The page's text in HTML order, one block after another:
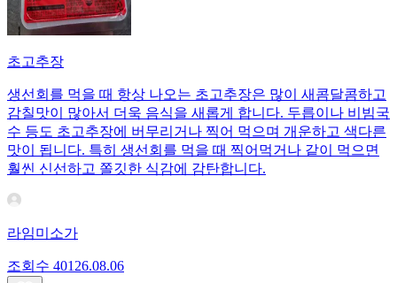
초고추장
생선회를 먹을 때 항상 나오는 초고추장은 많이 새콤달콤하고
감칠맛이 많아서 더욱 음식을 새롭게 합니다. 두릅이나 비빔국
수 등도 초고추장에 버무리거나 찍어 먹으며 개운하고 색다른
맛이 됩니다. 특히 생선회를 먹을 때 찍어먹거나 같이 먹으면
훨씬 신선하고 쫄깃한 식감에 감탄합니다.
라임미소가
조회수 401 26.08.06